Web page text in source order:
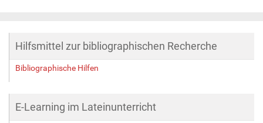
Hilfsmittel zur bibliographischen Recherche
Bibliographische Hilfen
E-Learning im Lateinunterricht